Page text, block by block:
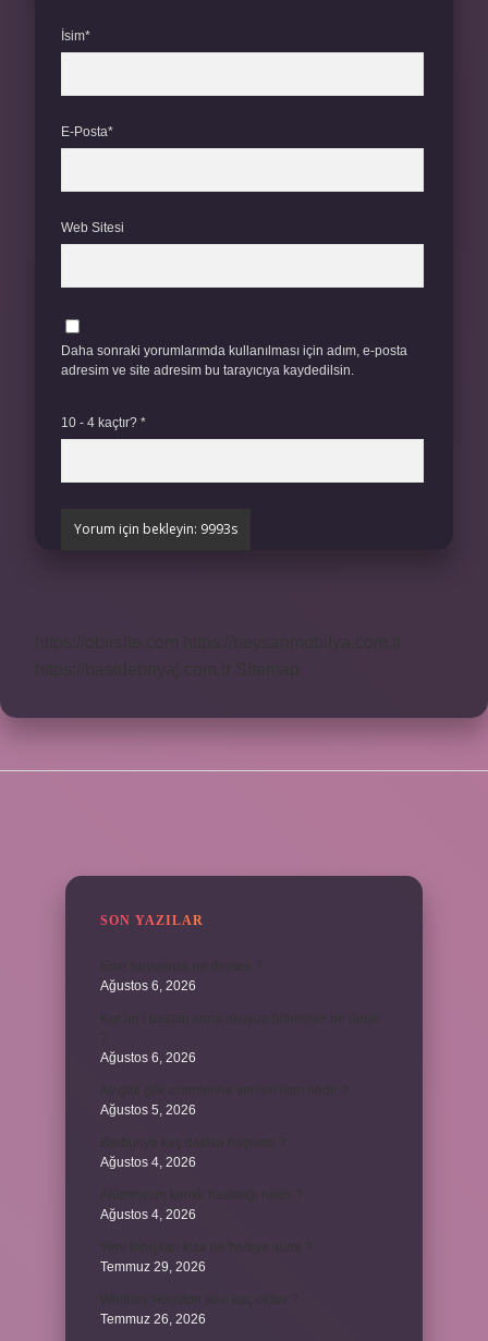
İsim*
E-Posta*
Web Sitesi
Daha sonraki yorumlarımda kullanılması için adım, e-posta
adresim ve site adresim bu tarayıcıya kaydedilsin.
10 - 4 kaçtır? *
SON YAZILAR
Ağustos 6, 2026
Ağustos 6, 2026
Ağustos 5, 2026
Ağustos 4, 2026
Ağustos 4, 2026
Temmuz 29, 2026
Temmuz 26, 2026